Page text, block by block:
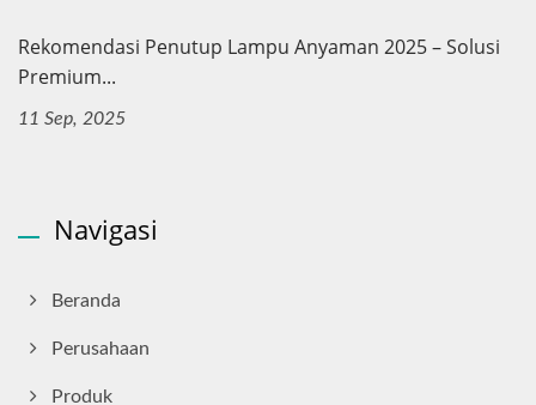
Rekomendasi Penutup Lampu Anyaman 2025 – Solusi
Premium...
11 Sep, 2025
Navigasi
Beranda
Perusahaan
Produk